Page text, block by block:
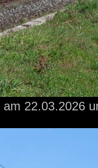
am 22.03.2026